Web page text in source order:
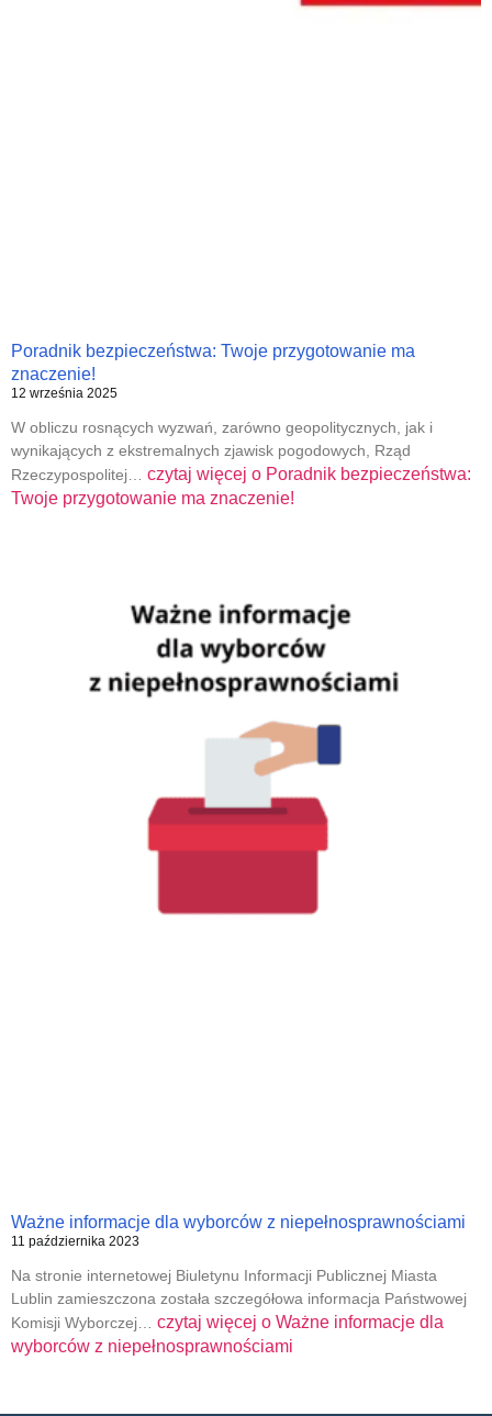
Poradnik bezpieczeństwa: Twoje przygotowanie ma
znaczenie!
12 września 2025
W obliczu rosnących wyzwań, zarówno geopolitycznych, jak i
wynikających z ekstremalnych zjawisk pogodowych, Rząd
Rzeczypospolitej… czytaj więcej o Poradnik bezpieczeństwa:
Twoje przygotowanie ma znaczenie!
Ważne informacje dla wyborców z niepełnosprawnościami
11 października 2023
Na stronie internetowej Biuletynu Informacji Publicznej Miasta
Lublin zamieszczona została szczegółowa informacja Państwowej
Komisji Wyborczej… czytaj więcej o Ważne informacje dla
wyborców z niepełnosprawnościami